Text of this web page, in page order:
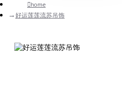
home
好运莲莲流苏吊饰